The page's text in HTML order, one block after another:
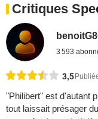
Critiques
3 593
3,5
"Philibert" est d'autant
tout laissait présager